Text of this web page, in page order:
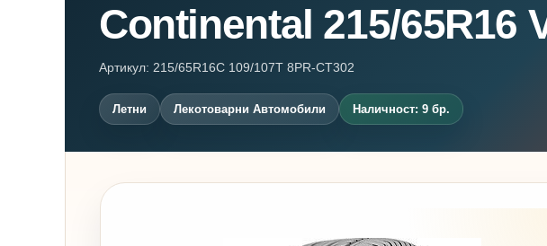
Continental 215/65R16
Артикул: 215/65R16C 109/107T 8PR-CT302
Летни Лекотоварни Автомобили Наличност: 9 бр.